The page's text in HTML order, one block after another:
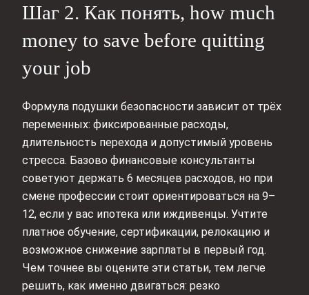
Шаг 2. Как понять, how much
money to save before quitting
your job
Формула подушки безопасности зависит от трёх
переменных: фиксированные расходы,
длительность перехода и допустимый уровень
стресса. Базово финансовые консультанты
советуют держать 6 месяцев расходов, но при
смене профессии стоит ориентироваться на 9–
12, если у вас ипотека или иждивенцы. Учтите
платное обучение, сертификации, релокацию и
возможное снижение зарплаты в первый год.
Чем точнее вы оцените эти статьи, тем легче
решить, как именно двигаться: резко